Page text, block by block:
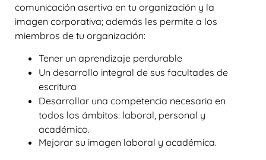
comunicación asertiva en tu organización y la
imagen corporativa; además les permite a los
miembros de tu organización:
Tener un aprendizaje perdurable
Un desarrollo integral de sus facultades de
escritura
Desarrollar una competencia necesaria en
todos los ámbitos: laboral, personal y
académico.
Mejorar su imagen laboral y académica.